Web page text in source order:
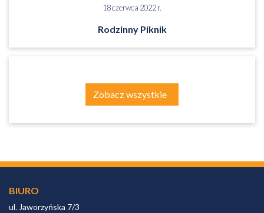
18 czerwca 2022 r.
Rodzinny Piknik
Zobacz wszystkie
BIURO
ul. Jaworzyńska 7/3